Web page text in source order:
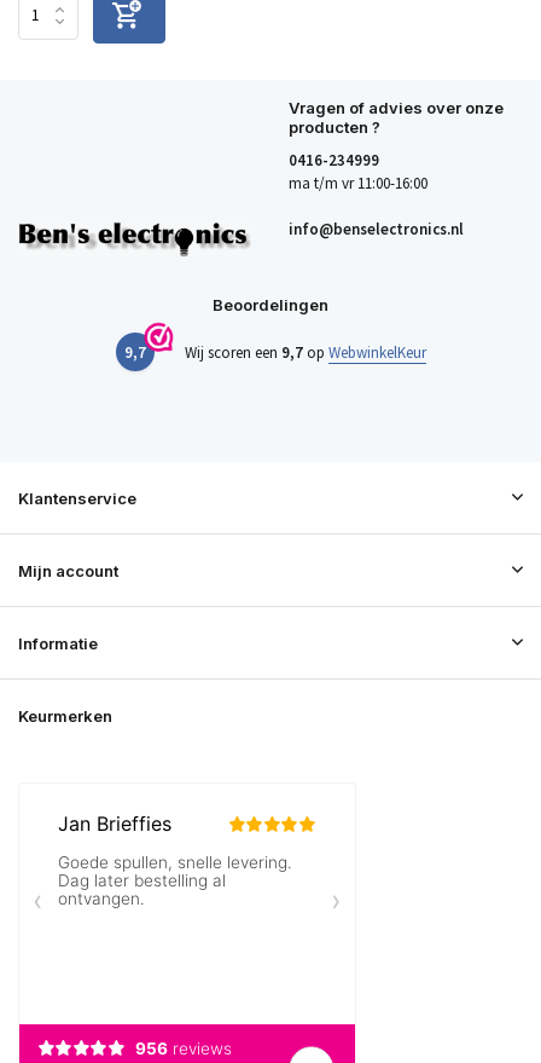
Vragen of advies over onze
producten ?
0416-234999
ma t/m vr 11:00-16:00
info@benselectronics.nl
Beoordelingen
9,7 Wij scoren een 9,7op WebwinkelKeur
Klantenservice
Mijn account
Informatie
Keurmerken